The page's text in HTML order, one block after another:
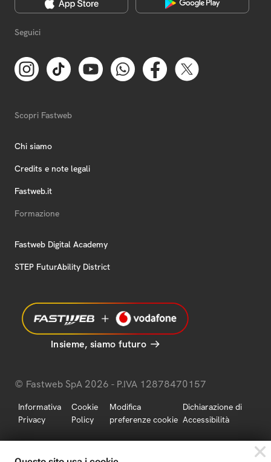
Seguici
Scopri Fastweb
Chi siamo
Credits e note legali
Fastweb.it
Formazione
Fastweb Digital Academy
STEP FuturAbility District
Insieme, siamo futuro
© Fastweb SpA 2026 - P.IVA 12878470157
Informativa
Privacy
Cookie
Policy
Modifica
preferenze cookie
Dichiarazione di
Accessibilità